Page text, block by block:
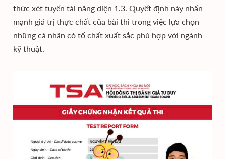
thức xét tuyển tài năng diện 1.3. Quyết định này nhấn
mạnh giá trị thực chất của bài thi trong việc lựa chọn
những cá nhân có tố chất xuất sắc phù hợp với ngành
kỹ thuật.